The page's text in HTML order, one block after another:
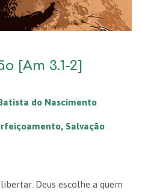
[Am 3.1-2]
do Nascimento
, Salvação
Deus escolhe a quem